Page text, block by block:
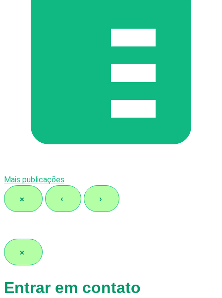
Mais publicações
× ‹ ›
×
Entrar em contato